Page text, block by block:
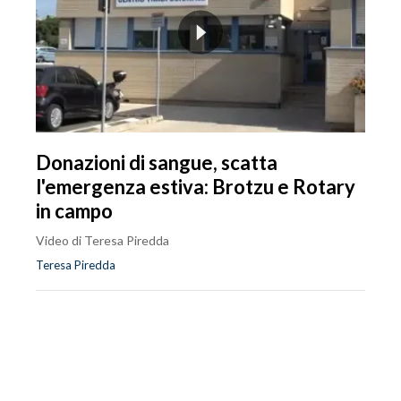
Donazioni di sangue, scatta
l'emergenza estiva: Brotzu e Rotary
in campo
Video di Teresa Piredda
Teresa Piredda